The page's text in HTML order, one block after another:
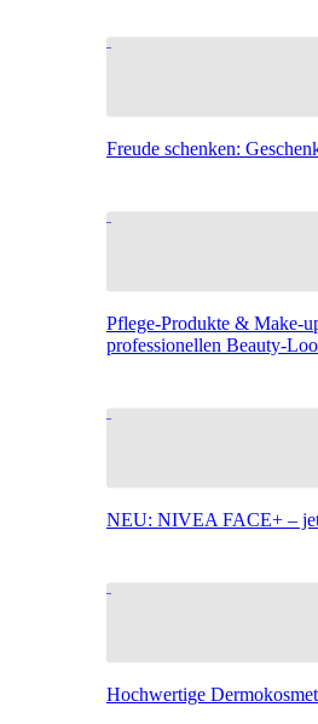
Freude schenken:
Pflege-Produkte & Make-
professionellen Beauty-
NEU: NIVEA FACE+ –
Hochwertige